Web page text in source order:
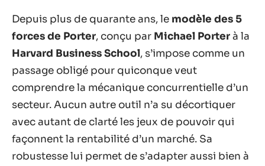
Depuis plus de quarante ans, le modèle des 5
forces de Porter, conçu par Michael Porterà la
Harvard Business School, s’impose comme un
passage obligé pour quiconque veut
comprendre la mécanique concurrentielle d’un
secteur. Aucun autre outil n’a su décortiquer
avec autant de clarté les jeux de pouvoir qui
façonnent la rentabilité d’un marché. Sa
robustesse lui permet de s’adapter aussi bien à